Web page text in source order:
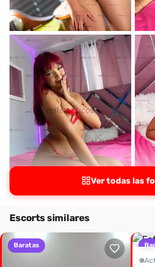
Ver todas las
Escorts similares
Baratas